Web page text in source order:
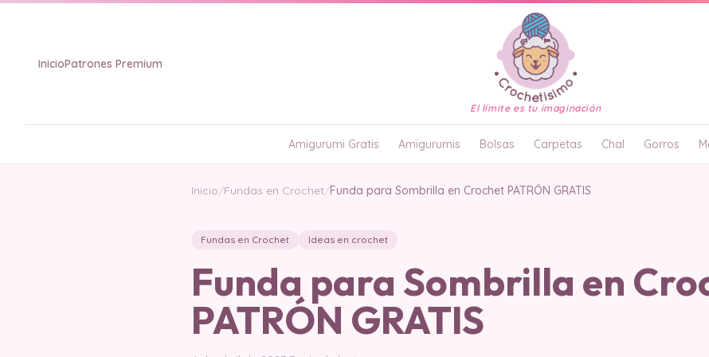
InicioPatrones Premium
El límite es tu imaginación
Amigurumi Gratis Amigurumis Bolsas Carpetas Chal Gorros
Inicio/Fundas en Crochet/Funda para Sombrilla en Crochet PATRÓN GRATIS
Fundas en Crochet Ideas en crochet
Funda para Sombrilla en
PATRÓN GRATIS